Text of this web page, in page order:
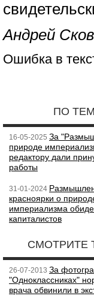
Андрей
Ошибка в
ПО
16-05-2025 За
природе
редактору дали
работы
31-01-2024
красноярки о
империализма
капиталистов
СМОТРИТЕ
26-07-2013 За
"Одноклассниках"
врача обвинили в